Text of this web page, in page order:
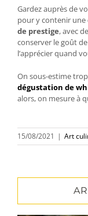
Gardez auprès de
pour y contenir une
de prestige, avec
conserver le goût
l’apprécier quand
On sous-estime
dégustation de
alors, on mesure à
15/08/2021 | Art